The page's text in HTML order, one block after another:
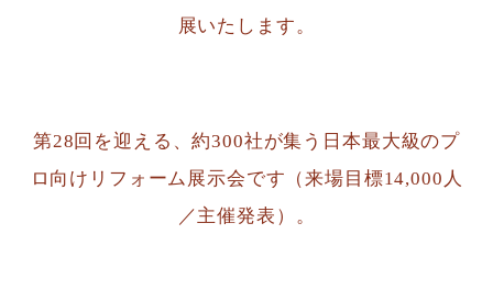
展いたします。
第28回を迎える、約300社が集う日本最大級のプ
ロ向けリフォーム展示会です（来場目標14,000人
／主催発表）。